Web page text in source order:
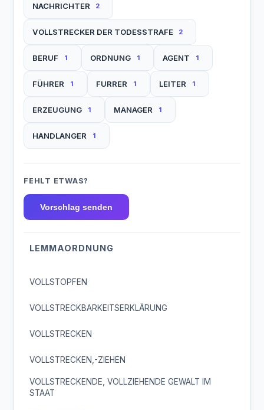
NACHRICHTER 2
VOLLSTRECKER DER TODESSTRAFE 2
BERUF 1 ORDNUNG 1 AGENT 1
FÜHRER 1 FURRER 1 LEITER 1
ERZEUGUNG 1 MANAGER 1
HANDLANGER 1
FEHLT ETWAS?
Vorschlag senden
LEMMAORDNUNG
VOLLSTOPFEN
VOLLSTRECKBARKEITSERKLÄRUNG
VOLLSTRECKEN
VOLLSTRECKEN,-ZIEHEN
VOLLSTRECKENDE, VOLLZIEHENDE GEWALT IM
STAAT